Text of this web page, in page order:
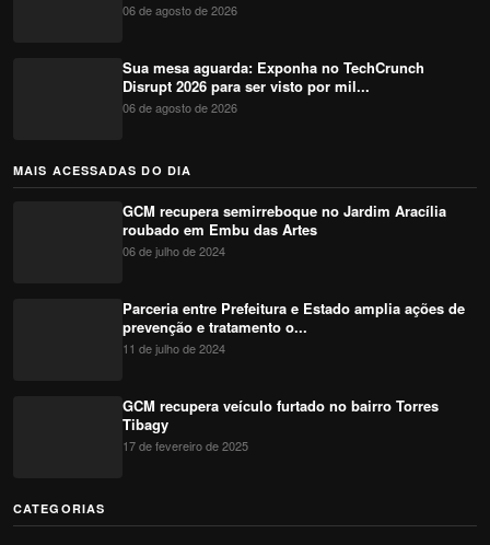
06 de agosto de 2026
Sua mesa aguarda: Exponha no TechCrunch
Disrupt 2026 para ser visto por mil...
06 de agosto de 2026
MAIS ACESSADAS DO DIA
GCM recupera semirreboque no Jardim Aracília
roubado em Embu das Artes
06 de julho de 2024
Parceria entre Prefeitura e Estado amplia ações de
prevenção e tratamento o...
11 de julho de 2024
GCM recupera veículo furtado no bairro Torres
Tibagy
17 de fevereiro de 2025
CATEGORIAS